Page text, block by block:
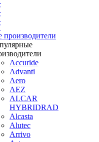
производители
Accuride
Advanti
Aero
AEZ
ALCAR
HYBRIDRAD
Alcasta
Alutec
Arrivo